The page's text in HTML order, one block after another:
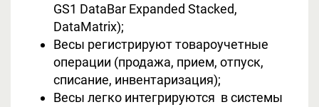
GS1 DataBar Expanded Stacked,
DataMatrix);
Весы регистрируют товароучетные
операции (продажа, прием, отпуск,
списание, инвентаризация);
Весы легко интегрируются в системы